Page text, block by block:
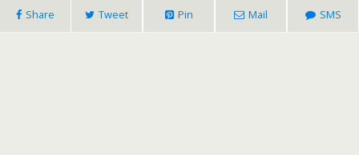
Share Tweet Pin Mail SMS